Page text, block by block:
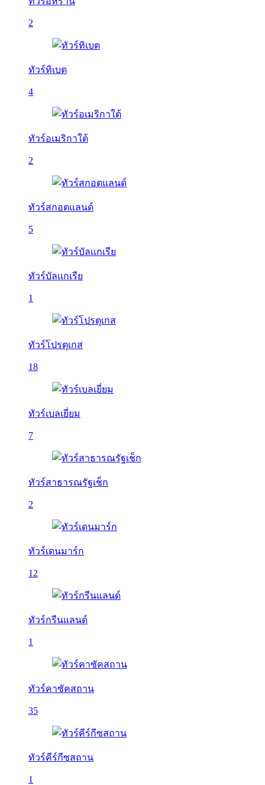
2
ทัวร์ทิเบต
4
ทัวร์อเมริกาใต้
2
ทัวร์สกอตแลนด์
5
ทัวร์บัลเเกเรีย
1
ทัวร์โปรตุเกส
18
ทัวร์เบลเยี่ยม
7
ทัวร์สาธารณรัฐเช็ก
2
ทัวร์เดนมาร์ก
12
ทัวร์กรีนแลนด์
1
ทัวร์คาซัคสถาน
35
ทัวร์คีร์กีซสถาน
1